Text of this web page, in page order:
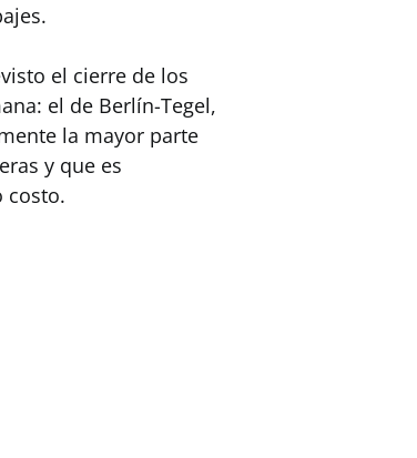
el cierre de los
el de Berlín-Tegel,
la mayor parte
y que es
costo.